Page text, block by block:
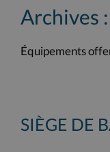
Archives :
Équipements
SIÈGE DE